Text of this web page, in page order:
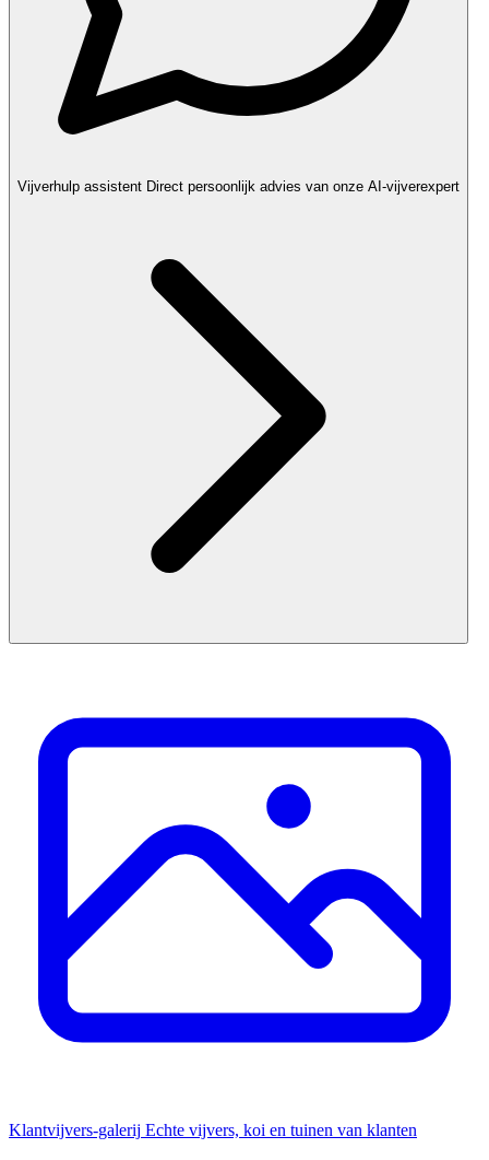
Vijverhulp assistent Direct persoonlijk advies van onze AI-vijverexpert
Klantvijvers-galerij Echte vijvers, koi en tuinen van klanten